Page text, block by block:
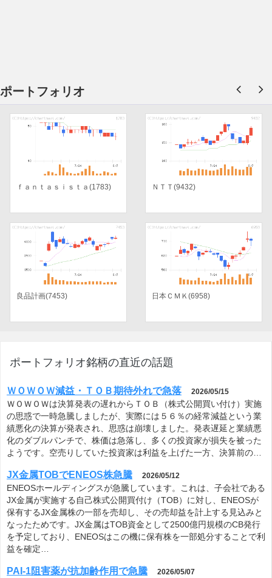
ポートフォリオ
ｆａｎｔａｓｉｓｔａ(1783) ＮＴＴ(9432)
良品計画(7453) 日本ＣＭＫ(6958)
ポートフォリオ銘柄の直近の話題
ＷＯＷＯＷ減益・ＴＯＢ期待外れで急落 2026/05/15
ＷＯＷＯＷは決算発表の遅れからＴＯＢ（株式公開買い付け）実施
の思惑で一時急騰しましたが、実際には５６％の経常減益という業
績悪化の決算が発表され、思惑は崩壊しました。発表遅延と業績悪
化のダブルパンチで、株価は急落し、多くの投資家が損失を被った
ようです。空売りしていた投資家は利益を上げた一方、決算前の…
JX金属TOBでENEOS株急騰 2026/05/12
ENEOSホールディングスが急騰しています。これは、子会社である
JX金属が実施する自己株式公開買付け（TOB）に対し、ENEOSが
保有するJX金属株の一部を売却し、その売却益を計上する見込みと
なったためです。JX金属はTOB資金として2500億円規模のCB発行
を予定しており、ENEOSはこの機に保有株を一部処分することで利
益を確定…
PAI-1阻害薬が抗加齢作用で急騰 2026/05/07